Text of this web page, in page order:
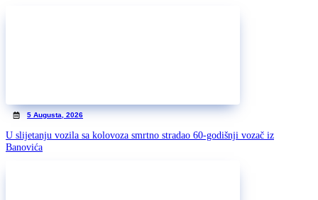
5 Augusta, 2026
U slijetanju vozila sa kolovoza smrtno stradao 60-godišnji vozač iz
Banovića